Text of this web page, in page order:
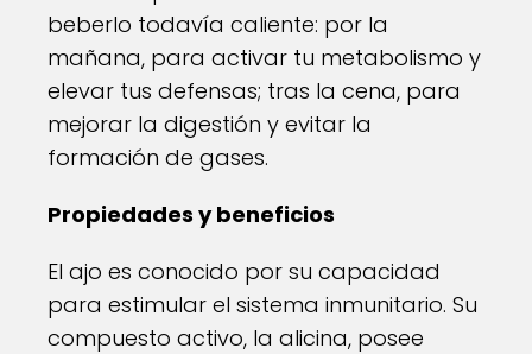
beberlo todavía caliente: por la
mañana, para activar tu metabolismo y
elevar tus defensas; tras la cena, para
mejorar la digestión y evitar la
formación de gases.
Propiedades y beneficios
El ajo es conocido por su capacidad
para estimular el sistema inmunitario. Su
compuesto activo, la alicina, posee